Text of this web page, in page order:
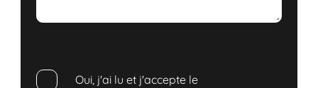
Oui, j'ai lu et j'accepte le